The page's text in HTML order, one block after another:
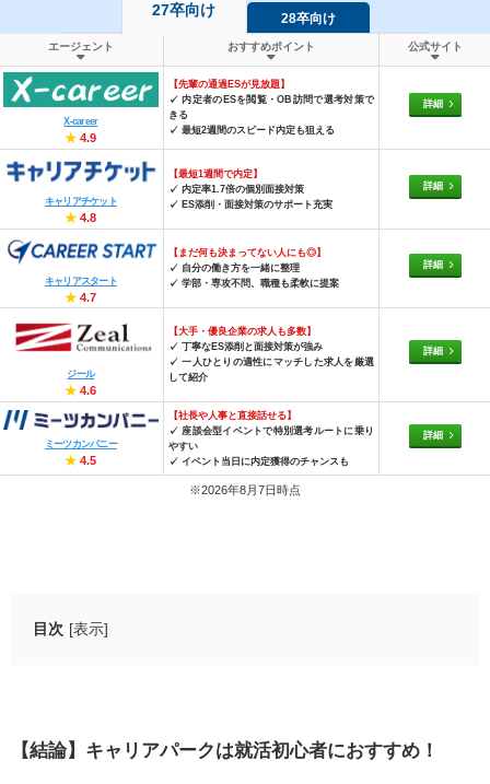
27卒向け 28卒向け
エージェント おすすめポイント 公式サイト
X-career
★ 4.9
【先輩の通過ESが見放題】
✓ 内定者のESを閲覧・OB訪問で選考対策で
きる
✓ 最短2週間のスピード内定も狙える
詳細
キャリアチケット
★ 4.8
【最短1週間で内定】
✓ 内定率1.7倍の個別面接対策
✓ ES添削・面接対策のサポート充実
詳細
キャリアスタート
★ 4.7
【まだ何も決まってない人にも◎】
✓ 自分の働き方を一緒に整理
✓ 学部・専攻不問、職種も柔軟に提案
詳細
ジール
★ 4.6
【大手・優良企業の求人も多数】
✓ 丁寧なES添削と面接対策が強み
✓ 一人ひとりの適性にマッチした求人を厳選
して紹介
詳細
ミーツカンパニー
★ 4.5
【社長や人事と直接話せる】
✓ 座談会型イベントで特別選考ルートに乗り
やすい
✓ イベント当日に内定獲得のチャンスも
詳細
※2026年8月7日時点
目次 [表示]
キャリアパークの良い評判・口コミ#1 アドバイザー
【結論】キャリアパークは就活初心者におすすめ！